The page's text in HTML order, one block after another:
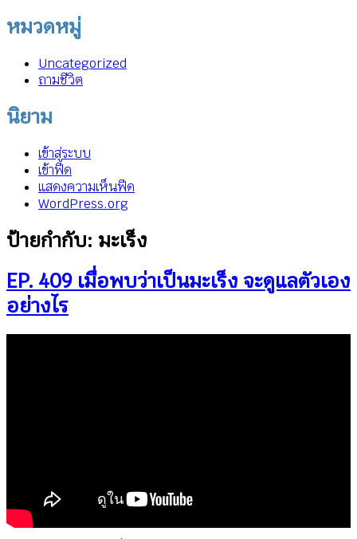
หมวดหมู่
Uncategorized
ถามชีวิต
นิยาม
เข้าสู่ระบบ
เข้าฟีด
แสดงความเห็นฟีด
WordPress.org
ป้ายกำกับ: มะเร็ง
EP. 409 เมื่อพบว่าเป็นมะเร็ง จะดูแลตัวเอง
อย่างไร